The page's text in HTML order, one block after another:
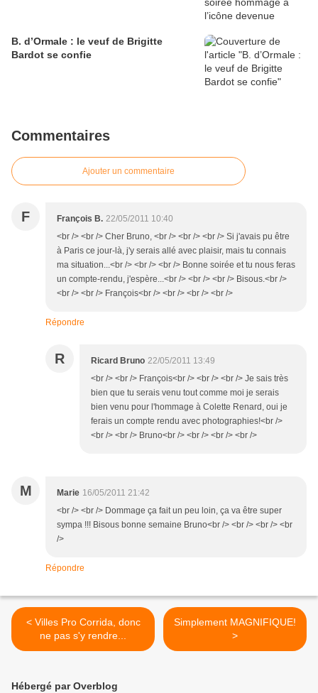
B. d’Ormale : le veuf de Brigitte
Bardot se confie
Commentaires
Ajouter un commentaire
F François B. 22/05/2011 10:40
<br /> <br /> Cher Bruno, <br /> <br /> <br /> Si j'avais pu être
à Paris ce jour-là, j'y serais allé avec plaisir, mais tu connais
ma situation...<br /> <br /> <br /> Bonne soirée et tu nous feras
un compte-rendu, j'espère...<br /> <br /> <br /> Bisous.<br />
<br /> <br /> François<br /> <br /> <br /> <br />
Répondre
R Ricard Bruno 22/05/2011 13:49
<br /> <br /> François<br /> <br /> <br /> Je sais très
bien que tu serais venu tout comme moi je serais
bien venu pour l'hommage à Colette Renard, oui je
ferais un compte rendu avec photographies!<br />
<br /> <br /> Bruno<br /> <br /> <br /> <br />
M Marie 16/05/2011 21:42
<br /> <br /> Dommage ça fait un peu loin, ça va être super
sympa !!! Bisous bonne semaine Bruno<br /> <br /> <br /> <br
/>
Répondre
< Villes Pro Corrida, donc
ne pas s'y rendre...
Simplement MAGNIFIQUE!
>
Hébergé par Overblog